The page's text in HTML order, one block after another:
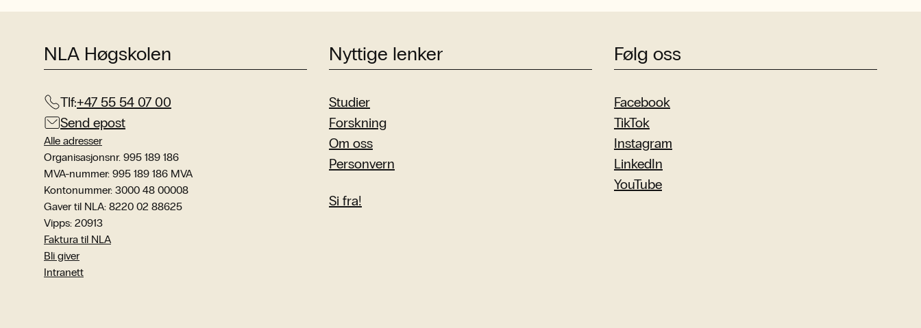
NLA Høgskolen
Tlf:+47 55 54 07 00
Send epost
Alle adresser
Organisasjonsnr. 995 189 186
MVA-nummer: 995 189 186 MVA
Kontonummer: 3000 48 00008
Gaver til NLA: 8220 02 88625
Vipps: 20913
Faktura til NLA
Bli giver
Intranett
Nyttige lenker
Studier
Forskning
Om oss
Personvern
Si fra!
Følg oss
Facebook
TikTok
Instagram
LinkedIn
YouTube